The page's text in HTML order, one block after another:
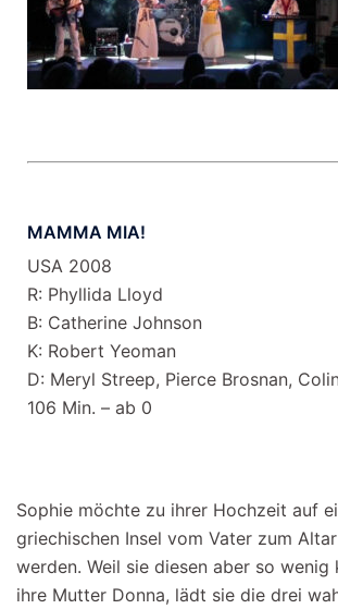
MAMMA MIA!
USA 2008
R: Phyllida Lloyd
B: Catherine Johnson
K: Robert Yeoman
D: Meryl Streep, Pierce Brosnan,
106 Min. – ab 0
Sophie möchte zu ihrer Hochzeit auf
griechischen Insel vom Vater zum
werden. Weil sie diesen aber so wenig
ihre Mutter Donna, lädt sie die drei